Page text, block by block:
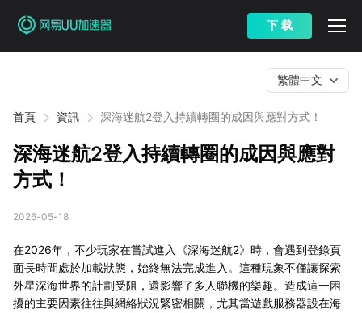
下 载
首頁 資訊 深海迷航2登入持續轉圈的成因與應對方式！
繁體中文
深海迷航2登入持續轉圈的成因與應對
方式！
2026-05-18
在2026年，不少玩家在嘗試進入《深海迷航2》時，會遇到登錄頁
面長時間處於加載狀態，始終無法完成進入。這種現象不僅讓探索
外星深海世界的計劃受阻，還影響了多人聯機的樂趣。造成這一困
擾的主要因素往往與網絡狀況緊密相關，尤其當遊戲服務器設在海